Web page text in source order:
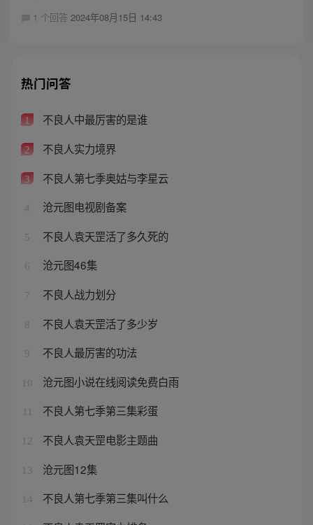
1 个回答 2024年08月15日 14:43
热门问答
1 不良人中最厉害的是谁
2 不良人实力境界
3 不良人第七季奥姑与李星云
4 沧元图电视剧备案
5 不良人袁天罡活了多久死的
6 沧元图46集
7 不良人战力划分
8 不良人袁天罡活了多少岁
9 不良人最厉害的功法
10 沧元图小说在线阅读免费白雨
不良人第七季第三集彩蛋
12 不良人袁天罡电影主题曲
13 沧元图12集
14 不良人第七季第三集叫什么